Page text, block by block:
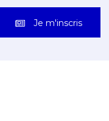
Je m'inscris